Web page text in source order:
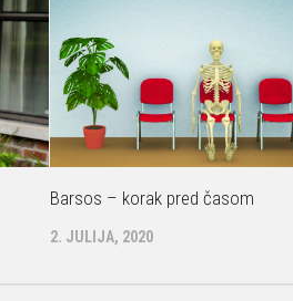
Barsos – korak pred časom
2. JULIJA, 2020